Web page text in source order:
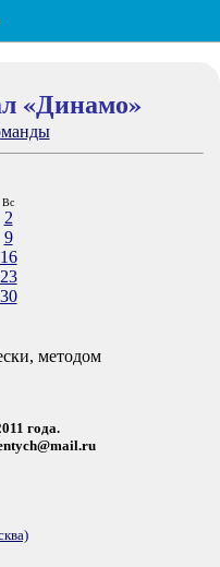
«Динамо»
Вс
2
9
16
23
30
методом
года.